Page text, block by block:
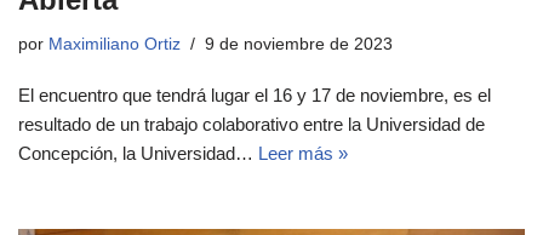
por Maximiliano Ortiz 9 de noviembre de 2023
El encuentro que tendrá lugar el 16 y 17 de noviembre, es el
resultado de un trabajo colaborativo entre la Universidad de
Concepción, la Universidad… Leer más »